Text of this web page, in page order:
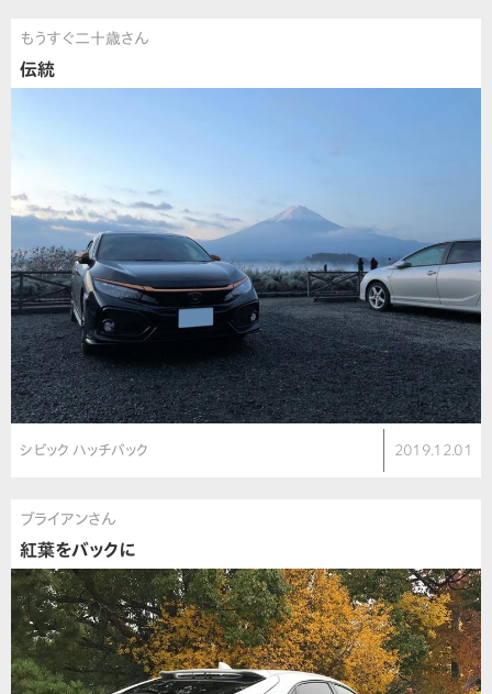
もうすぐ二十歳さん
伝統
シビック ハッチバック 2019.12.01
ブライアンさん
紅葉をバックに